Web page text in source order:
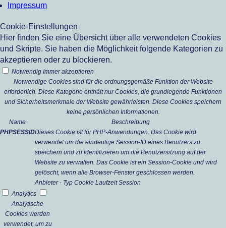
Impressum
Cookie-Einstellungen
Hier finden Sie eine Übersicht über alle verwendeten Cookies
und Skripte. Sie haben die Möglichkeit folgende Kategorien zu
akzeptieren oder zu blockieren.
Notwendig Immer akzeptieren
Notwendige Cookies sind für die ordnungsgemäße Funktion der Website
erforderlich. Diese Kategorie enthält nur Cookies, die grundlegende Funktionen
und Sicherheitsmerkmale der Website gewährleisten. Diese Cookies speichern
keine persönlichen Informationen.
Name
Beschreibung
PHPSESSIDDieses Cookie ist für PHP-Anwendungen. Das Cookie wird
verwendet um die eindeutige Session-ID eines Benutzers zu
speichern und zu identifizieren um die Benutzersitzung auf der
Website zu verwalten. Das Cookie ist ein Session-Cookie und wird
gelöscht, wenn alle Browser-Fenster geschlossen werden.
Anbieter - Typ Cookie Laufzeit Session
Analytics
Analytische
Cookies werden
verwendet, um zu